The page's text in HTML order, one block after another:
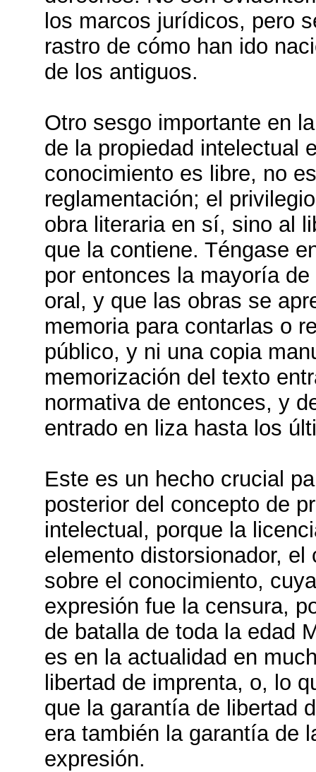
los marcos jurídicos, pero
rastro de cómo han ido
de los antiguos.
Otro sesgo importante en
de la propiedad intelectual
conocimiento es libre, no
reglamentación; el
obra literaria en sí, sino al
que la contiene. Téngase
por entonces la mayoría
oral, y que las obras se
memoria para contarlas o
público, y ni una copia
memorización del texto
normativa de entonces, y
entrado en liza hasta los
Este es un hecho crucial
posterior del concepto de
intelectual, porque la
elemento distorsionador, el
sobre el conocimiento,
expresión fue la censura,
de batalla de toda la edad
es en la actualidad en
libertad de imprenta, o, lo
que la garantía de libertad
era también la garantía de
expresión.